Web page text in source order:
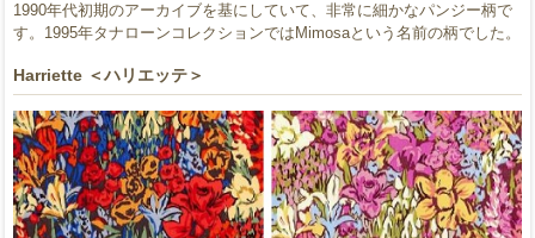
1990年代初期のアーカイブを基にしていて、非常に細かなパンジー柄で
す。1995年タナローンコレクションではMimosaという名前の柄でした。
Harriette ＜ハリエッテ＞